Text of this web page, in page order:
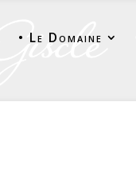
• Le Domaine